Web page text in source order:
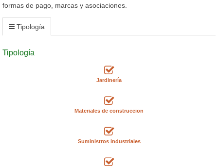
formas de pago, marcas y asociaciones.
Tipología
Tipología
Jardinería
Materiales de construccion
Suministros industriales